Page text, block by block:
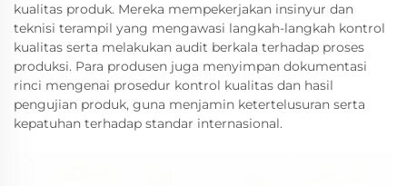
kualitas produk. Mereka mempekerjakan insinyur dan
teknisi terampil yang mengawasi langkah-langkah kontrol
kualitas serta melakukan audit berkala terhadap proses
produksi. Para produsen juga menyimpan dokumentasi
rinci mengenai prosedur kontrol kualitas dan hasil
pengujian produk, guna menjamin ketertelusuran serta
kepatuhan terhadap standar internasional.